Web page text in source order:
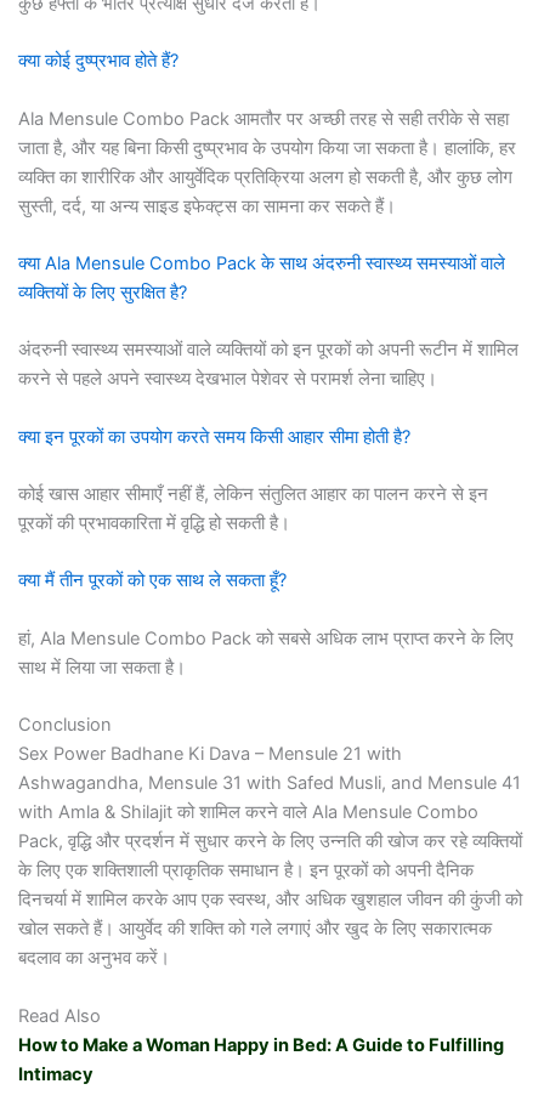
क्या कोई दुष्प्रभाव होते हैं?
Ala Mensule Combo Pack आमतौर पर अच्छी तरह से सही तरीके से सहा
जाता है, और यह बिना किसी दुष्प्रभाव के उपयोग किया जा सकता है। हालांकि, हर
व्यक्ति का शारीरिक और आयुर्वेदिक प्रतिक्रिया अलग हो सकती है, और कुछ लोग
सुस्ती, दर्द, या अन्य साइड इफेक्ट्स का सामना कर सकते हैं।
क्या Ala Mensule Combo Pack के साथ अंदरुनी स्वास्थ्य समस्याओं वाले
व्यक्तियों के लिए सुरक्षित है?
अंदरुनी स्वास्थ्य समस्याओं वाले व्यक्तियों को इन पूरकों को अपनी रूटीन में शामिल
करने से पहले अपने स्वास्थ्य देखभाल पेशेवर से परामर्श लेना चाहिए।
क्या इन पूरकों का उपयोग करते समय किसी आहार सीमा होती है?
कोई खास आहार सीमाएँ नहीं हैं, लेकिन संतुलित आहार का पालन करने से इन
पूरकों की प्रभावकारिता में वृद्धि हो सकती है।
क्या मैं तीन पूरकों को एक साथ ले सकता हूँ?
हां, Ala Mensule Combo Pack को सबसे अधिक लाभ प्राप्त करने के लिए
साथ में लिया जा सकता है।
Conclusion
Sex Power Badhane Ki Dava – Mensule 21 with
Ashwagandha, Mensule 31 with Safed Musli, and Mensule 41
with Amla & Shilajit को शामिल करने वाले Ala Mensule Combo
Pack, वृद्धि और प्रदर्शन में सुधार करने के लिए उन्नति की खोज कर रहे व्यक्तियों
के लिए एक शक्तिशाली प्राकृतिक समाधान है। इन पूरकों को अपनी दैनिक
दिनचर्या में शामिल करके आप एक स्वस्थ, और अधिक खुशहाल जीवन की कुंजी को
खोल सकते हैं। आयुर्वेद की शक्ति को गले लगाएं और खुद के लिए सकारात्मक
बदलाव का अनुभव करें।
Read Also
How to Make a Woman Happy in Bed: A Guide to Fulfilling
Intimacy